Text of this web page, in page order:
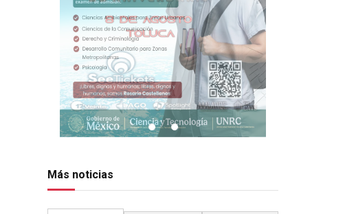
Más noticias